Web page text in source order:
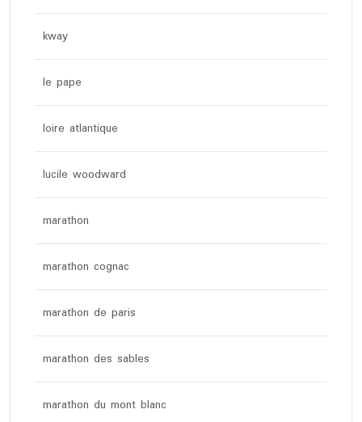
kway
le pape
loire atlantique
lucile woodward
marathon
marathon cognac
marathon de paris
marathon des sables
marathon du mont blanc